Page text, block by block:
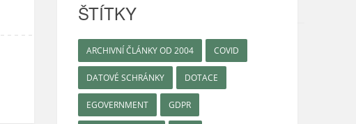
ŠTÍTKY
ARCHIVNÍ ČLÁNKY OD 2004 COVID
DATOVÉ SCHRÁNKY DOTACE
EGOVERNMENT GDPR